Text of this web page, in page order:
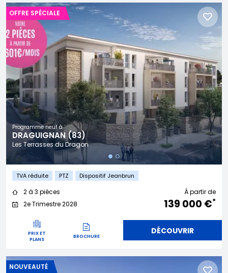
Programme neuf à
DRAGUIGNAN (83)
Les Terrasses du Dragon
OFFRE SPÉCIALE
TVA réduite PTZ Dispositif Jeanbrun
2 à 3 pièces
2e Trimestre 2028
À partir de
139 000 €*
PRIX ET
PLANS
BROCHURE
DÉCOUVRIR
NOUVEAUTÉ